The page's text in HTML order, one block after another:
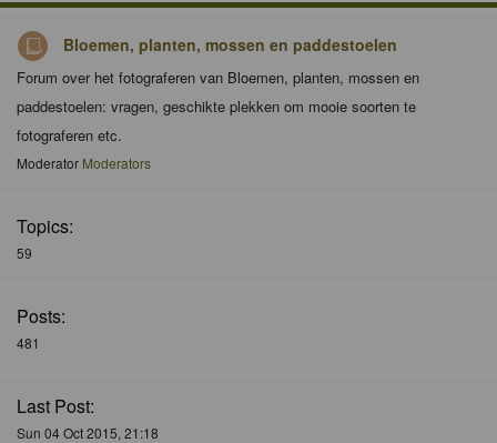
Bloemen, planten, mossen en paddestoelen
Forum over het fotograferen van Bloemen, planten, mossen en
paddestoelen: vragen, geschikte plekken om mooie soorten te
fotograferen etc.
Moderator Moderators
Topics:
59
Posts:
481
Last Post:
Sun 04 Oct 2015, 21:18